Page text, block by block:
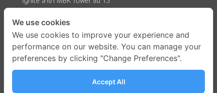
ถนนพญาไท แขวงวังใหม่ เขตปทุมวัน กรุงเทพมหานคร 10330
We use cookies
We use cookies to improve your experience and
performance on our website. You can manage your
preferences by clicking "Change Preferences".
Accept All